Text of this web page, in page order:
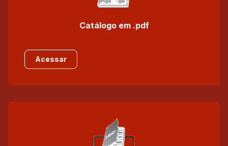
Catálogo em .pdf
Acessar